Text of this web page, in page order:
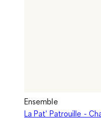
Ensemble
La Pat' Patrouille -